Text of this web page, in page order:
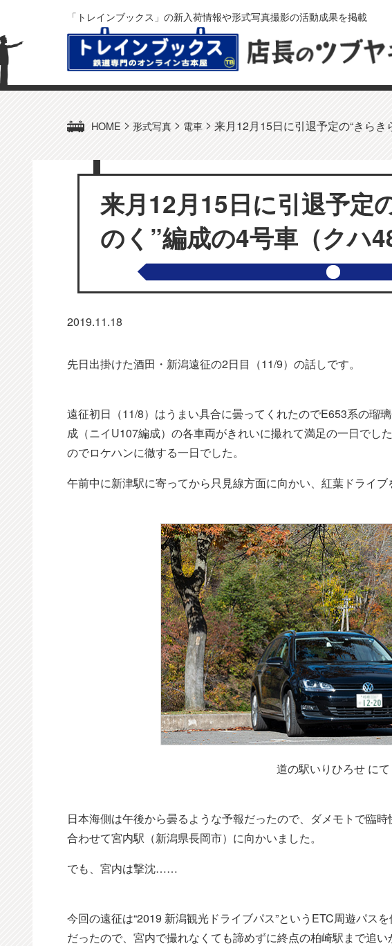
「トレインブックス」の新入荷情報や形式写真撮影の活動成果を掲載
HOME > 形式写真 > 電車 > 来月12月15日に引退予定の“きらき
来月12月15日に引退予定
のく”編成の4号車（クハ
2019.11.18
先日出掛けた酒田・新潟遠征の2日目（11/9）の話しです。
遠征初日（11/8）はうまい具合に曇ってくれたのでE653系の瑠
成（ニイU107編成）の各車両がきれいに撮れて満足の一日でし
のでロケハンに徹する一日でした。
午前中に新津駅に寄ってから只見線方面に向かい、紅葉ドライブ
道の駅いりひろせ にて
日本海側は午後から曇るような予報だったので、ダメモトで臨
合わせて宮内駅（新潟県長岡市）に向かいました。
でも、宮内は撃沈……
今回の遠征は“2019 新潟観光ドライブパス”というETC周遊パス
だったので、宮内で撮れなくても諦めずに終点の柏崎駅まで追